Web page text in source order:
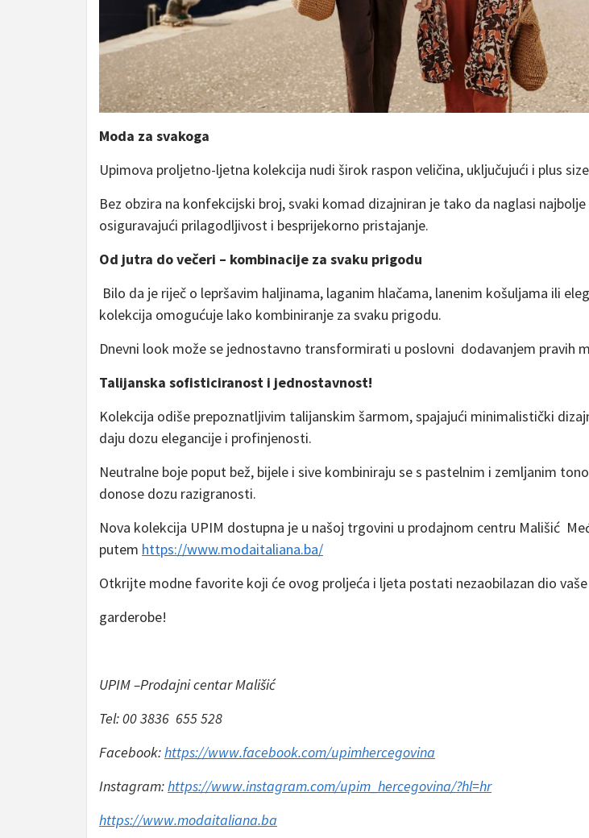
Moda za svakoga
Upimova proljetno-ljetna kolekcija nudi širok raspon veličina, uključujući i plus
Bez obzira na konfekcijski broj, svaki komad dizajniran je tako da naglasi
osiguravajući prilagodljivost i besprijekorno pristajanje.
Od jutra do večeri – kombinacije za svaku prigodu
Bilo da je riječ o lepršavim haljinama, laganim hlačama, lanenim košuljama ili
kolekcija omogućuje lako kombiniranje za svaku prigodu.
Dnevni look može se jednostavno transformirati u poslovni dodavanjem pravih
Talijanska sofisticiranost i jednostavnost!
Kolekcija odiše prepoznatljivim talijanskim šarmom, spajajući minimalistički
daju dozu elegancije i profinjenosti.
Neutralne boje poput bež, bijele i sive kombiniraju se s pastelnim i zemljanim
donose dozu razigranosti.
Nova kolekcija UPIM dostupna je u našoj trgovini u prodajnom centru Mališić
putem https://www.modaitaliana.ba/
Otkrijte modne favorite koji će ovog proljeća i ljeta postati nezaobilazan dio vaše
garderobe!
UPIM –Prodajni centar Mališić
Tel: 00 3836 655 528
Facebook:https://www.facebook.com/upimhercegovina
Instagram:https://www.instagram.com/upim_hercegovina/?hl=hr
https://www.modaitaliana.ba